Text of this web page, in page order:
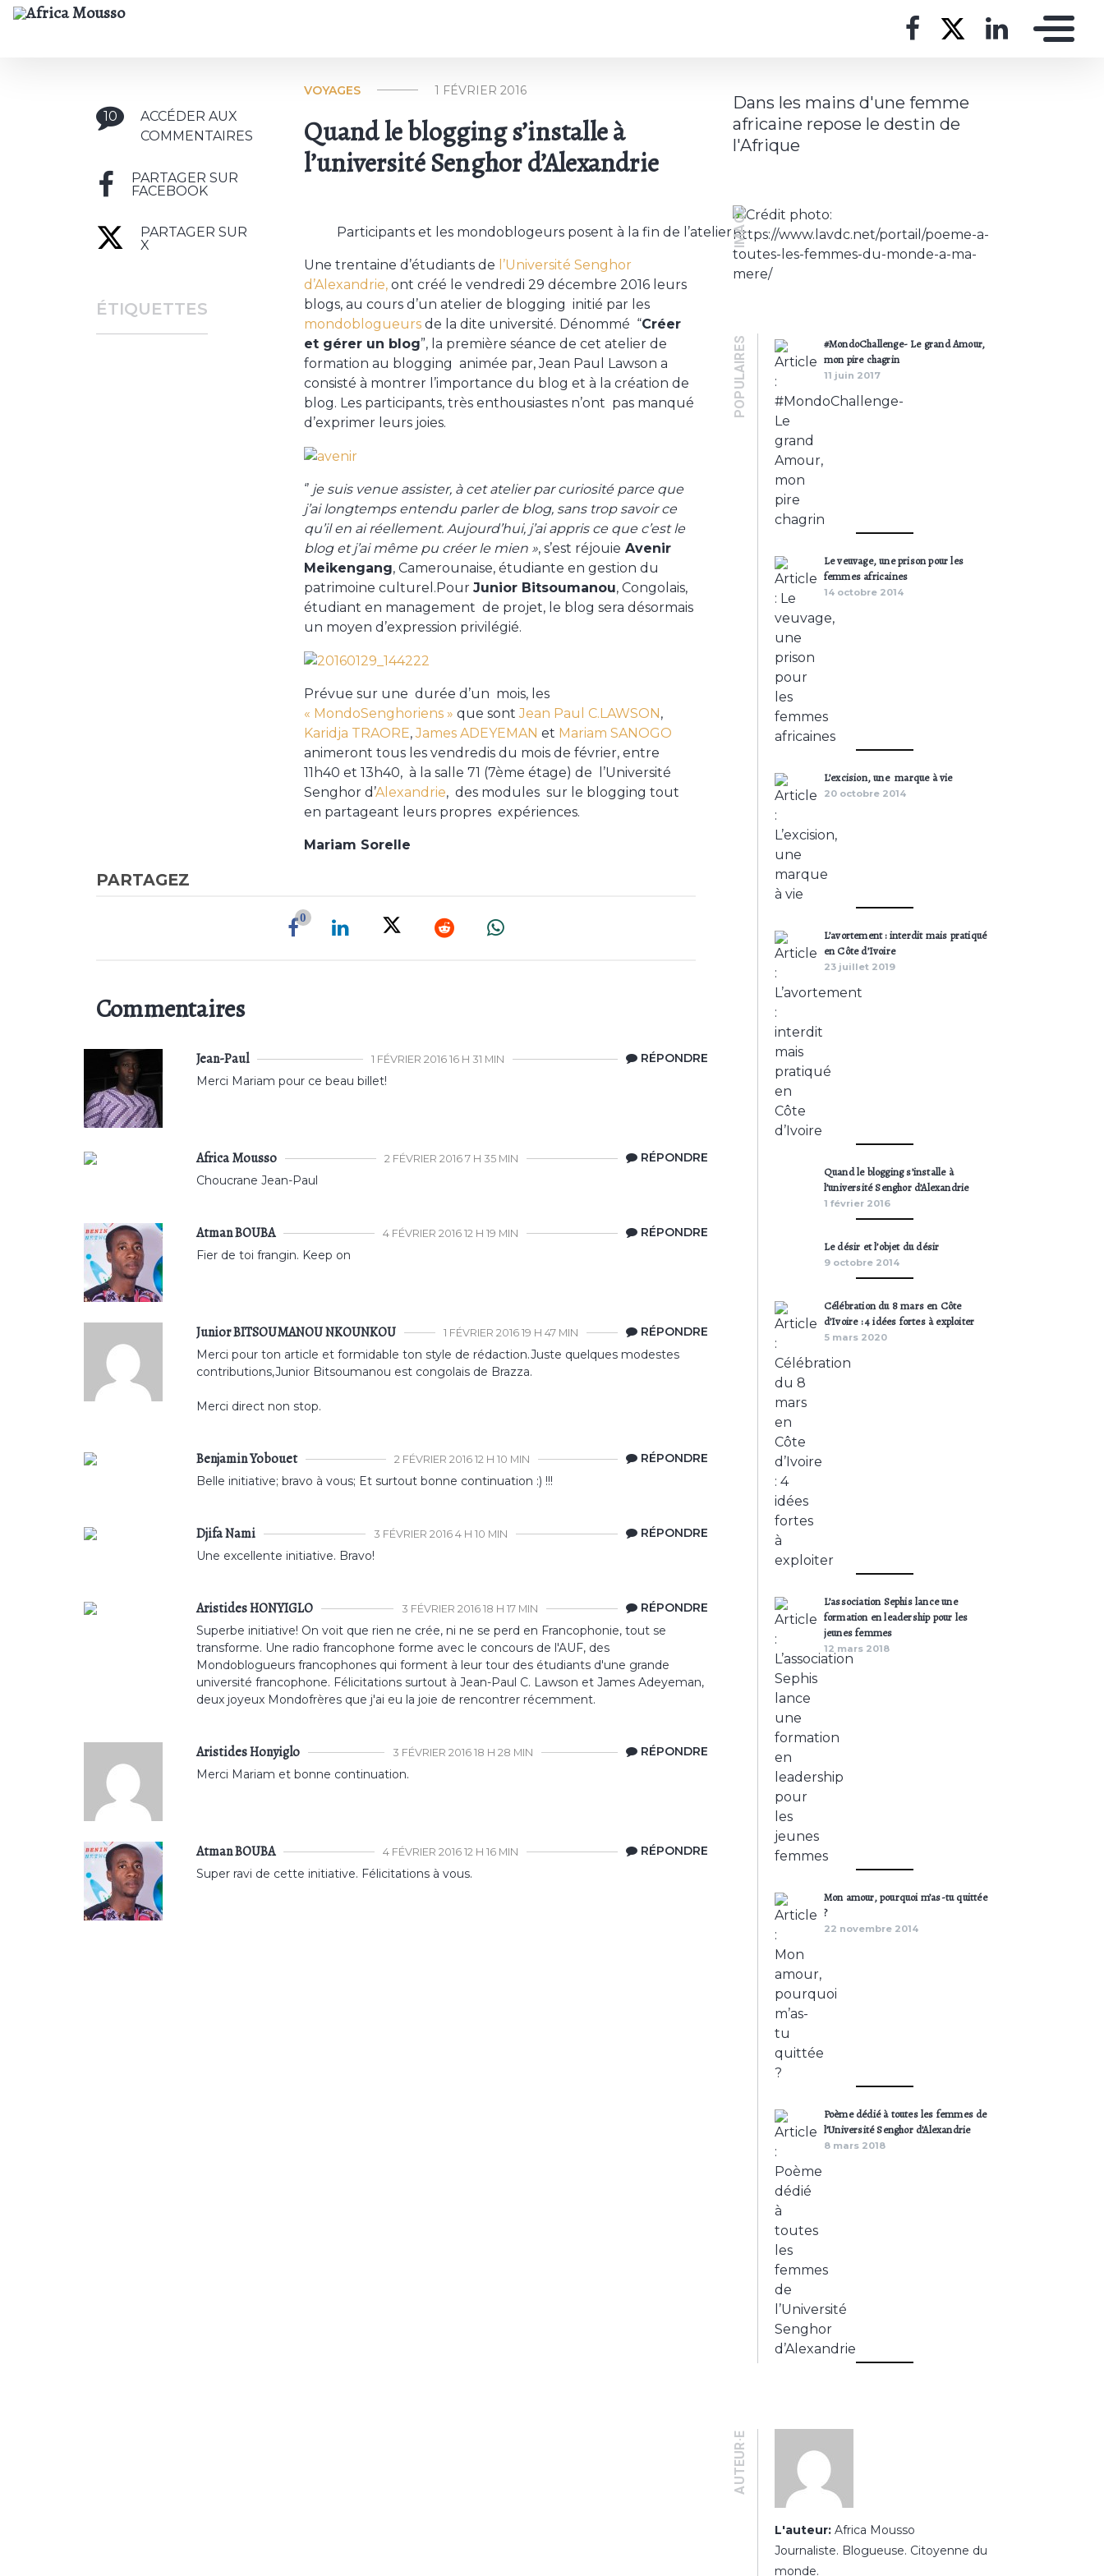
10
ACCÉDER AUX
COMMENTAIRES
PARTAGER SUR
FACEBOOK
PARTAGER SUR
X
ÉTIQUETTES
VOYAGES 1 FÉVRIER 2016
Quand le blogging s’installe à
l’université Senghor d’Alexandrie
Participants et les mondoblogeurs posent à la fin de l’atelier
Une trentaine d’étudiants de l’Université Senghor
d’Alexandrie, ont créé le vendredi 29 décembre 2016 leurs
blogs, au cours d’un atelier de blogging initié par les
mondoblogueurs de la dite université. Dénommé “Créer
et gérer un blog”, la première séance de cet atelier de
formation au blogging animée par, Jean Paul Lawson a
consisté à montrer l’importance du blog et à la création de
blog. Les participants, très enthousiastes n’ont pas manqué
d’exprimer leurs joies.
‘’ je suis venue assister, à cet atelier par curiosité parce que
j’ai longtemps entendu parler de blog, sans trop savoir ce
qu’il en ai réellement. Aujourd’hui, j’ai appris ce que c’est le
blog et j’ai même pu créer le mien », s’est réjouie Avenir
Meikengang, Camerounaise, étudiante en gestion du
patrimoine culturel.PourJunior Bitsoumanou, Congolais,
étudiant en management de projet, le blog sera désormais
un moyen d’expression privilégié.
Prévue sur une durée d’un mois, les
« MondoSenghoriens » que sont Jean Paul C.LAWSON,
Karidja TRAORE,James ADEYEMAN et Mariam SANOGO
animeront tous les vendredis du mois de février, entre
11h40 et 13h40, à la salle 71 (7ème étage) de l’Université
Senghor d’Alexandrie, des modules sur le blogging tout
en partageant leurs propres expériences.
Mariam Sorelle
PARTAGEZ
0
Commentaires
Jean-Paul 1 FÉVRIER 2016 16 H 31 MIN
RÉPONDRE
Merci Mariam pour ce beau billet!
Africa Mousso 2 FÉVRIER 2016 7 H 35 MIN
RÉPONDRE
Choucrane Jean-Paul
Atman BOUBA 4 FÉVRIER 2016 12 H 19 MIN
RÉPONDRE
Fier de toi frangin. Keep on
Junior BITSOUMANOU NKOUNKOU 1 FÉVRIER 2016 19 H 47 MIN
RÉPONDRE
Merci pour ton article et formidable ton style de rédaction.Juste quelques modestes
contributions,Junior Bitsoumanou est congolais de Brazza.
Merci direct non stop.
Benjamin Yobouet 2 FÉVRIER 2016 12 H 10 MIN
RÉPONDRE
Belle initiative; bravo à vous; Et surtout bonne continuation :) !!!
Djifa Nami 3 FÉVRIER 2016 4 H 10 MIN
RÉPONDRE
Une excellente initiative. Bravo!
Aristides HONYIGLO 3 FÉVRIER 2016 18 H 17 MIN
RÉPONDRE
Superbe initiative! On voit que rien ne crée, ni ne se perd en Francophonie, tout se
transforme. Une radio francophone forme avec le concours de l'AUF, des
Mondoblogueurs francophones qui forment à leur tour des étudiants d'une grande
université francophone. Félicitations surtout à Jean-Paul C. Lawson et James Adeyeman,
deux joyeux Mondofrères que j'ai eu la joie de rencontrer récemment.
Aristides Honyiglo 3 FÉVRIER 2016 18 H 28 MIN
RÉPONDRE
Merci Mariam et bonne continuation.
Atman BOUBA 4 FÉVRIER 2016 12 H 16 MIN
RÉPONDRE
Super ravi de cette initiative. Félicitations à vous.
Dans les mains d'une femme
africaine repose le destin de
l'Afrique
IMAGE
POPULAIRES
#MondoChallenge- Le grand Amour,
mon pire chagrin
11 juin 2017
Le veuvage, une prison pour les
femmes africaines
14 octobre 2014
L’excision, une marque à vie
20 octobre 2014
L’avortement : interdit mais pratiqué
en Côte d’Ivoire
23 juillet 2019
Quand le blogging s’installe à
l’université Senghor d’Alexandrie
1 février 2016
Le désir et l’objet du désir
9 octobre 2014
Célébration du 8 mars en Côte
d’Ivoire : 4 idées fortes à exploiter
5 mars 2020
L’association Sephis lance une
formation en leadership pour les
jeunes femmes
12 mars 2018
Mon amour, pourquoi m’as-tu quittée
?
22 novembre 2014
Poème dédié à toutes les femmes de
l’Université Senghor d’Alexandrie
8 mars 2018
AUTEUR·E
L'auteur:Africa Mousso
Journaliste. Blogueuse. Citoyenne du
monde.